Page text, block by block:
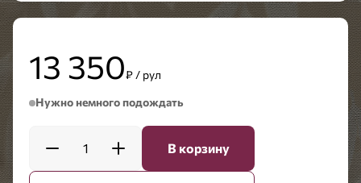
13 350₽ / рул
Нужно немного подождать
1 В корзину